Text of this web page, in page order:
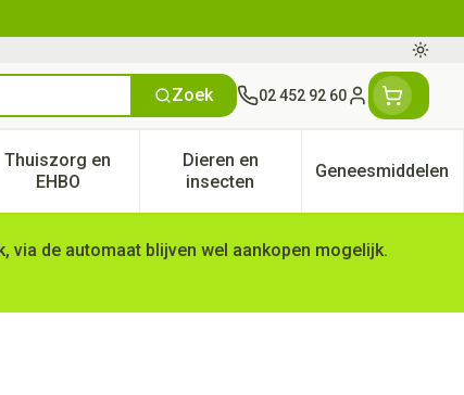
Zoek 02 452 92 60
Klant menu
voor Natuur geneeskunde categorie
Thuiszorg en
EHBOToon submenu voor Thuiszorg en EHBO categorie
Dieren en
insectenToon submenu voor Dieren
Geneesmiddelen
Toon
via de automaat blijven wel aankopen mogelijk.